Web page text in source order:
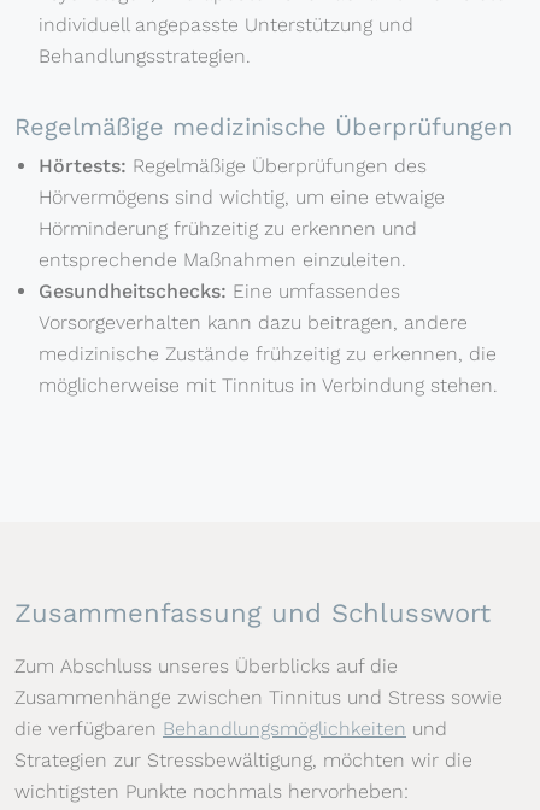
individuell angepasste Unterstützung und
Behandlungsstrategien.
Regelmäßige medizinische Überprüfungen
Hörtests: Regelmäßige Überprüfungen des
Hörvermögens sind wichtig, um eine etwaige
Hörminderung frühzeitig zu erkennen und
entsprechende Maßnahmen einzuleiten.
Gesundheitschecks: Eine umfassendes
Vorsorgeverhalten kann dazu beitragen, andere
medizinische Zustände frühzeitig zu erkennen, die
möglicherweise mit Tinnitus in Verbindung stehen.
Zusammenfassung und Schlusswort
Zum Abschluss unseres Überblicks auf die
Zusammenhänge zwischen Tinnitus und Stress sowie
die verfügbaren Behandlungsmöglichkeiten und
Strategien zur Stressbewältigung, möchten wir die
wichtigsten Punkte nochmals hervorheben: